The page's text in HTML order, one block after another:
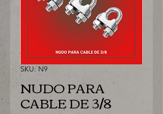
SKU: N9
NUDO PARA
CABLE DE 3/8